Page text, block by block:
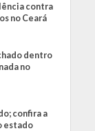
contra
no Ceará
dentro
no
confira a
estado